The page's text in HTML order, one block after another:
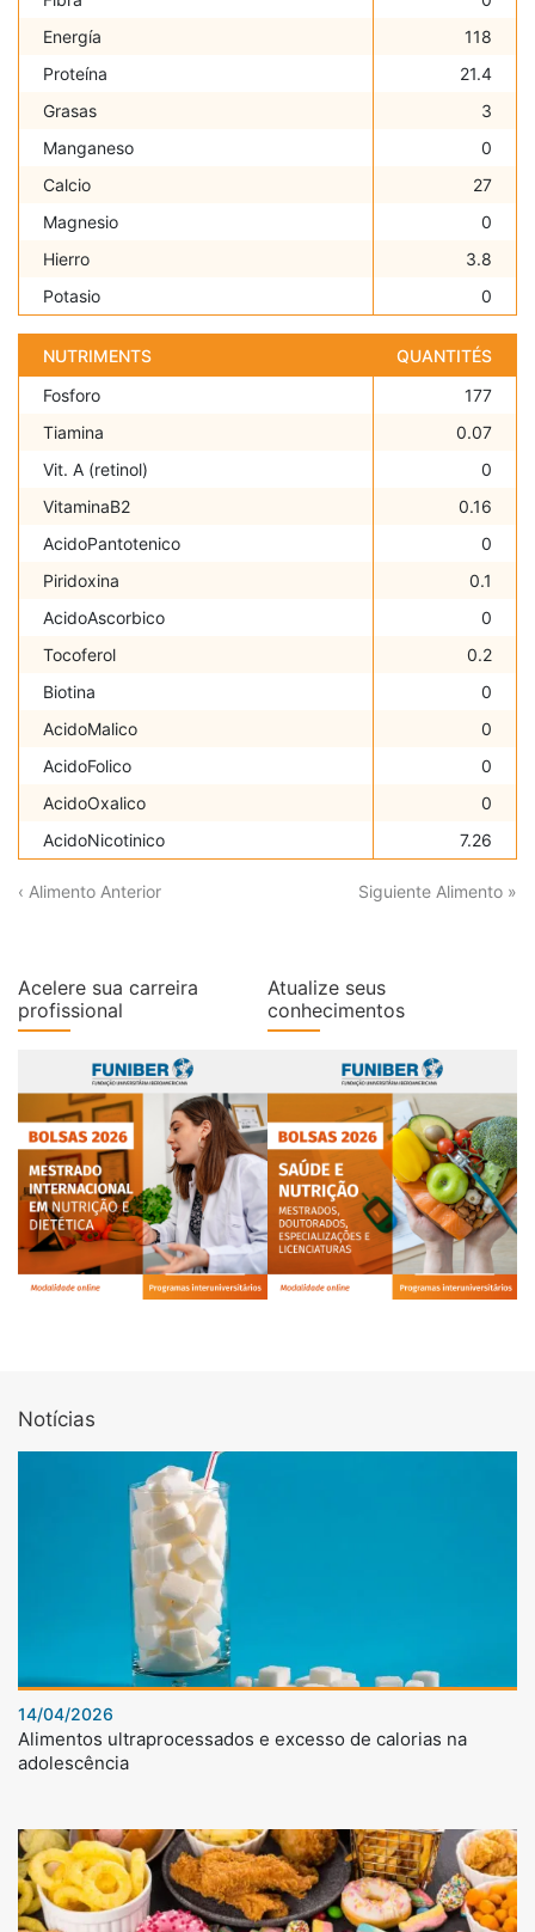
Energía
118
Proteína
21.4
Grasas
3
Manganeso
0
Calcio
27
Magnesio
0
Hierro
3.8
Potasio
0
NUTRIMENTS
QUANTITÉS
Fosforo
177
Tiamina
0.07
Vit. A (retinol)
0
VitaminaB2
0.16
AcidoPantotenico
0
Piridoxina
0.1
AcidoAscorbico
0
Tocoferol
0.2
Biotina
0
AcidoMalico
0
AcidoFolico
0
AcidoOxalico
0
AcidoNicotinico
7.26
‹ Alimento Anterior Siguiente Alimento »
Acelere sua carreira
profissional
Atualize seus
conhecimentos
Notícias
14/04/2026
Alimentos ultraprocessados e excesso de calorias na
adolescência